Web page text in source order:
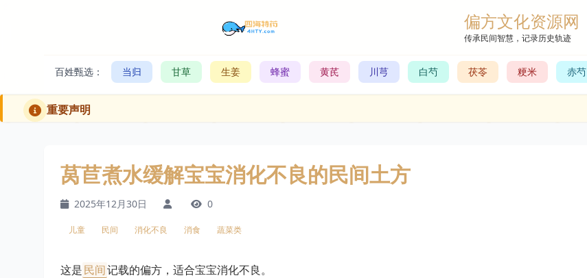
偏方文化资源网
传承民间智慧，记录历史轨迹
百姓甄选： 当归 甘草 生姜 蜂蜜 黄芪 川芎 白芍 茯苓 粳米 赤芍
重要声明
莴苣煮水缓解宝宝消化不良的民间土方
2025年12月30日 0
儿童 民间 消化不良 消食 蔬菜类
这是民间记载的偏方，适合宝宝消化不良。